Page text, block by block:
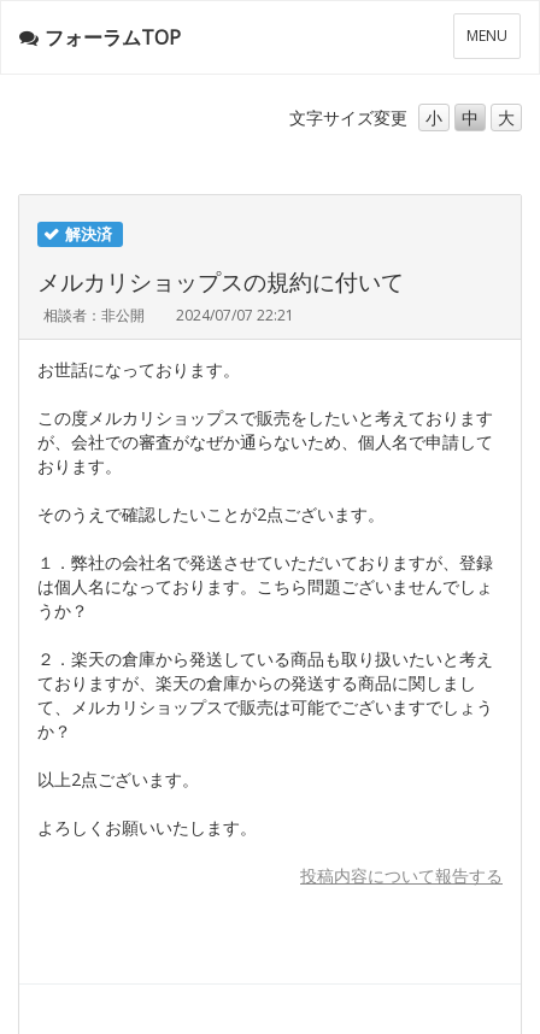
メ
ニ
ー
MENU
フォーラムTOP
文字サイズ変更 小 中 大
解決済
メルカリショップスの規約に付いて
相談者：非公開 2024/07/07 22:21
お世話になっております。
この度メルカリショップスで販売をしたいと考えております
が、会社での審査がなぜか通らないため、個人名で申請して
おります。
そのうえで確認したいことが2点ございます。
１．弊社の会社名で発送させていただいておりますが、登録
は個人名になっております。こちら問題ございませんでしょ
うか？
２．楽天の倉庫から発送している商品も取り扱いたいと考え
ておりますが、楽天の倉庫からの発送する商品に関しまし
て、メルカリショップスで販売は可能でございますでしょう
か？
以上2点ございます。
よろしくお願いいたします。
投稿内容について報告する